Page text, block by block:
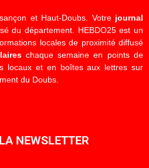
et Haut-Doubs. Votre journal
du département. HEBDO25 est un
locales de proximité diffusé
chaque semaine en points de
locaux et en boîtes aux lettres sur
du Doubs.
NEWSLETTER